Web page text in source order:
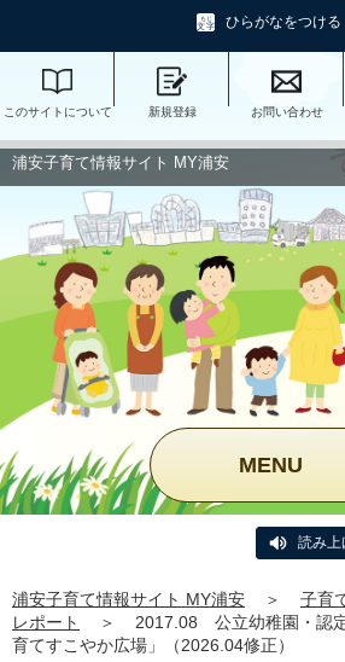
ひらがなをつける
このサイトについて 新規登録 お問い合わせ
浦安子育て情報サイト MY浦安
MENU
読み上
浦安子育て情報サイト MY浦安 ＞ 子育
レポート
＞
2017.08 公立幼稚園・認
育てすこやか広場」（2026.04修正）